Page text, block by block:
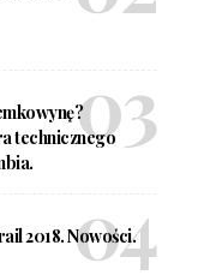
technicznego
2018. Nowości.